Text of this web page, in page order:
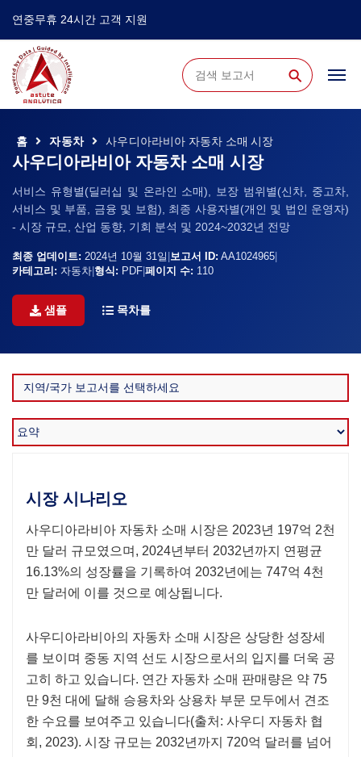
연중무휴 24시간 고객 지원
⚲
홈 자동차 사우디아라비아 자동차 소매 시장
사우디아라비아 자동차 소매 시장
서비스 유형별(딜러십 및 온라인 소매), 보장 범위별(신차, 중고차,
서비스 및 부품, 금융 및 보험), 최종 사용자별(개인 및 법인 운영자)
- 시장 규모, 산업 동향, 기회 분석 및 2024~2032년 전망
최종 업데이트: 2024년 10월 31일 보고서 ID: AA1024965
카테고리: 자동차 형식: PDF 페이지 수: 110
샘플 목차를
시장 시나리오
사우디아라비아 자동차 소매 시장은 2023년 197억 2천
만 달러 규모였으며, 2024년부터 2032년까지 연평균
16.13%의 성장률을 기록하여 2032년에는 747억 4천
만 달러에 이를 것으로 예상됩니다.
사우디아라비아의 자동차 소매 시장은 상당한 성장세
를 보이며 중동 지역 선도 시장으로서의 입지를 더욱 공
고히 하고 있습니다. 연간 자동차 소매 판매량은 약 75
만 9천 대에 달해 승용차와 상용차 부문 모두에서 견조
한 수요를 보여주고 있습니다(출처: 사우디 자동차 협
회, 2023). 시장 규모는 2032년까지 720억 달러를 넘어